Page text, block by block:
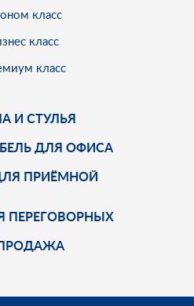
класс
класс
класс
И СТУЛЬЯ
ДЛЯ ОФИСА
ПРИЁМНОЙ
ПЕРЕГОВОРНЫХ